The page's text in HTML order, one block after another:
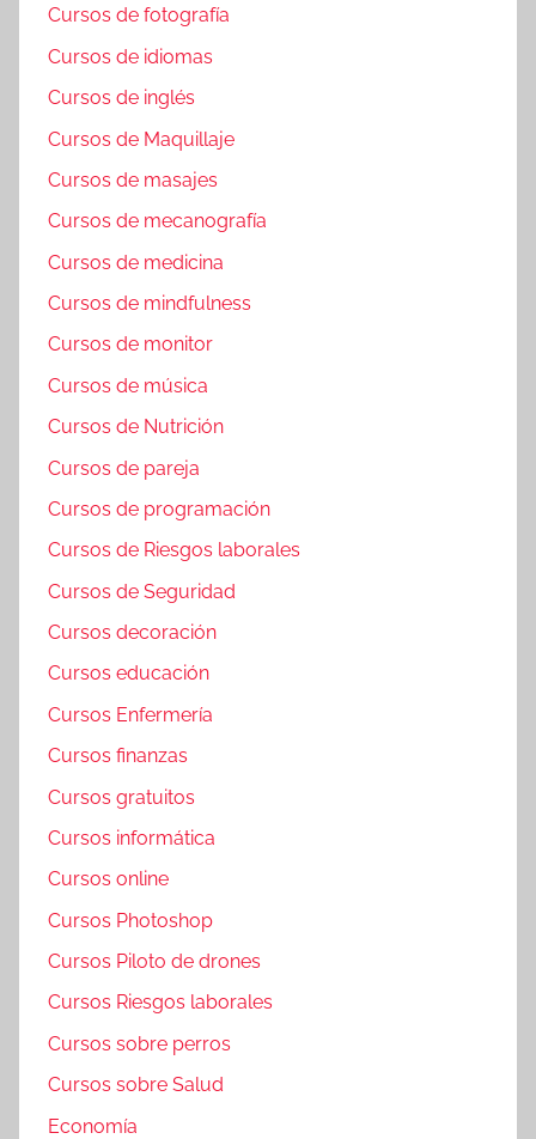
Cursos de fotografía
Cursos de idiomas
Cursos de inglés
Cursos de Maquillaje
Cursos de masajes
Cursos de mecanografía
Cursos de medicina
Cursos de mindfulness
Cursos de monitor
Cursos de música
Cursos de Nutrición
Cursos de pareja
Cursos de programación
Cursos de Riesgos laborales
Cursos de Seguridad
Cursos decoración
Cursos educación
Cursos Enfermería
Cursos finanzas
Cursos gratuitos
Cursos informática
Cursos online
Cursos Photoshop
Cursos Piloto de drones
Cursos Riesgos laborales
Cursos sobre perros
Cursos sobre Salud
Economía